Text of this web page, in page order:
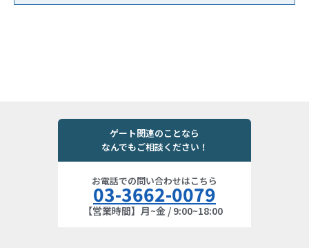
ゲート関連のことなら
なんでもご相談ください！
お電話での問い合わせはこちら
03-3662-0079
【営業時間】月~金 / 9:00~18:00